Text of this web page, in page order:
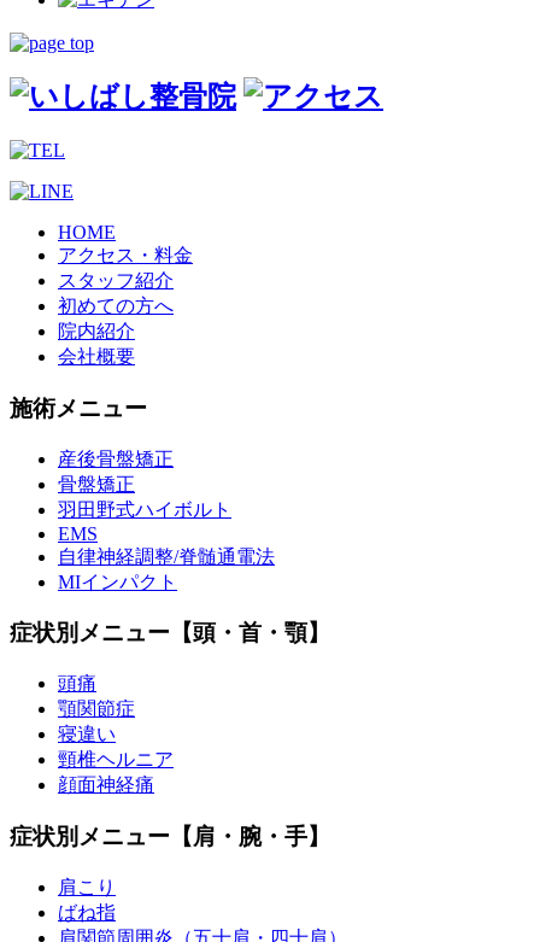
HOME
アクセス・料金
スタッフ紹介
初めての方へ
院内紹介
会社概要
施術メニュー
産後骨盤矯正
骨盤矯正
羽田野式ハイボルト
EMS
自律神経調整/脊髄通電法
MIインパクト
症状別メニュー【頭・首・顎】
頭痛
顎関節症
寝違い
頸椎ヘルニア
顔面神経痛
症状別メニュー【肩・腕・手】
肩こり
ばね指
肩関節周囲炎（五十肩・四十肩）